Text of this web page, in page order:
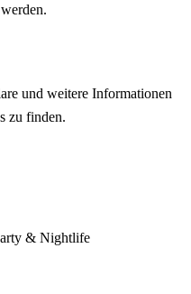
und weitere Informationen
zu finden.
& Nightlife